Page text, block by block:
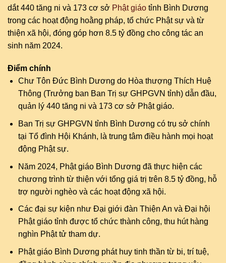
dắt 440 tăng ni và 173 cơ sở Phật giáo tỉnh Bình Dương
trong các hoạt động hoằng pháp, tổ chức Phật sự và từ
thiện xã hội, đóng góp hơn 8.5 tỷ đồng cho công tác an
sinh năm 2024.
Điểm chính
Chư Tôn Đức Bình Dương do Hòa thượng Thích Huệ
Thông (Trưởng ban Ban Trị sự GHPGVN tỉnh) dẫn đầu,
quản lý 440 tăng ni và 173 cơ sở Phật giáo.
Ban Trị sự GHPGVN tỉnh Bình Dương có trụ sở chính
tại Tổ đình Hội Khánh, là trung tâm điều hành mọi hoạt
động Phật sự.
Năm 2024, Phật giáo Bình Dương đã thực hiện các
chương trình từ thiện với tổng giá trị trên 8.5 tỷ đồng, hỗ
trợ người nghèo và các hoạt động xã hội.
Các đại sự kiện như Đại giới đàn Thiện An và Đại hội
Phật giáo tỉnh được tổ chức thành công, thu hút hàng
nghìn Phật tử tham dự.
Phật giáo Bình Dương phát huy tinh thần từ bi, trí tuệ,